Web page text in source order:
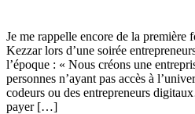
Je me rappelle encore de la première
Kezzar lors d’une soirée
l’époque : « Nous créons une
personnes n’ayant pas accès à
codeurs ou des entrepreneurs
payer […]